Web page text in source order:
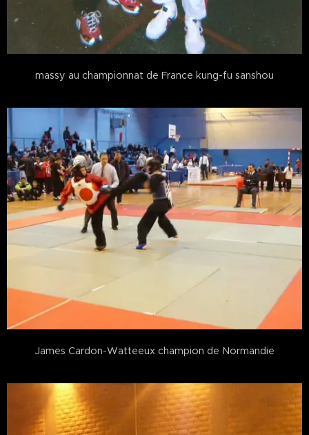
massy au championnat de France kung-fu sanshou
James Cardon-Watteeux champion de Normandie